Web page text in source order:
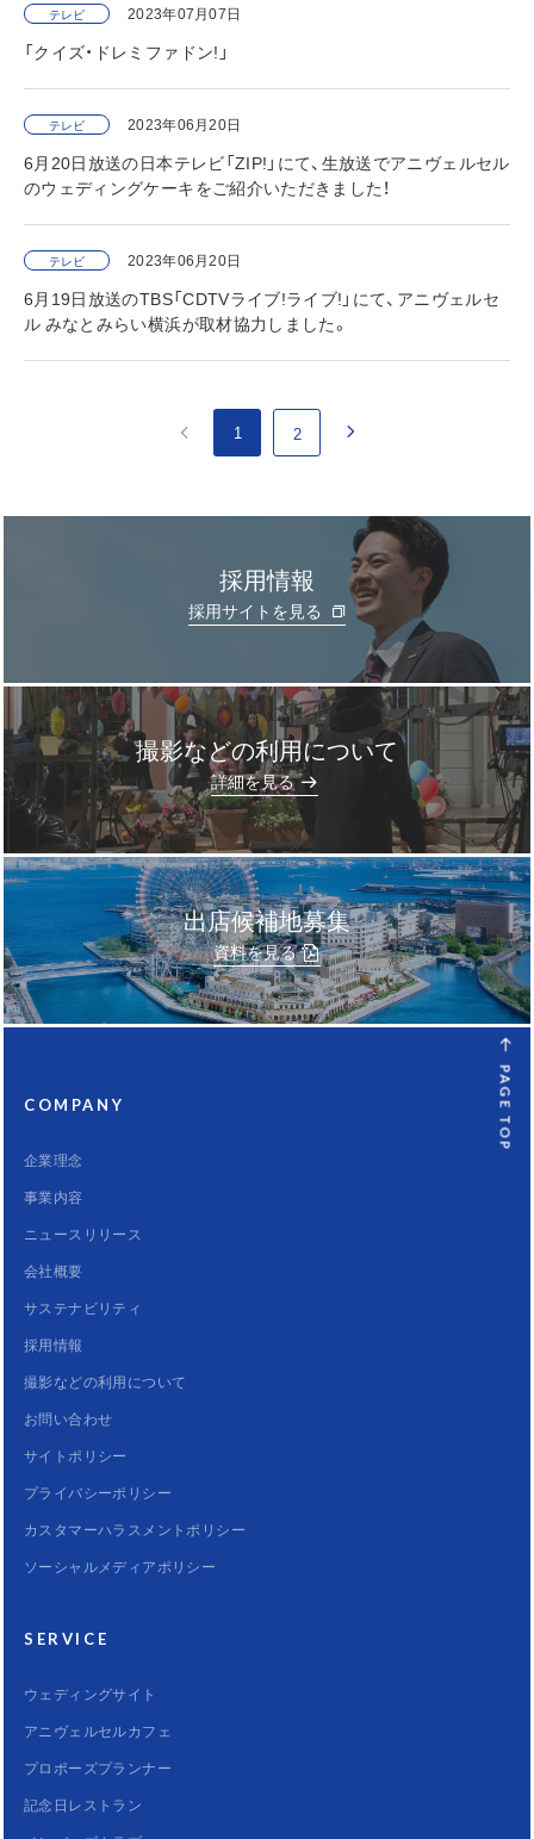
テレビ 2023年07月07日
「クイズ・ドレミファドン!」
テレビ 2023年06月20日
6月20日放送の日本テレビ「ZIP!」にて、生放送でアニヴェルセル
のウェディングケーキをご紹介いただきました！
テレビ 2023年06月20日
6月19日放送のTBS「CDTVライブ!ライブ!」にて、アニヴェルセ
ル みなとみらい横浜が取材協力しました。
1 2
採用情報
採用サイトを見る
撮影などの利用について
詳細を見る
出店候補地募集
資料を見る
PAGE TOP
COMPANY
企業理念
事業内容
ニュースリリース
会社概要
サステナビリティ
採用情報
撮影などの利用について
お問い合わせ
サイトポリシー
プライバシーポリシー
カスタマーハラスメントポリシー
ソーシャルメディアポリシー
SERVICE
ウェディングサイト
アニヴェルセルカフェ
プロポーズプランナー
記念日レストラン